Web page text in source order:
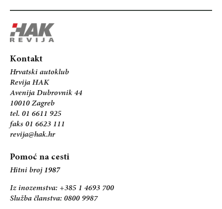
Kontakt
Hrvatski autoklub
Revija HAK
Avenija Dubrovnik 44
10010 Zagreb
tel. 01 6611 925
faks 01 6623 111
revija@hak.hr
Pomoć na cesti
Hitni broj 1987
Iz inozemstva: +385 1 4693 700
Služba članstva: 0800 9987